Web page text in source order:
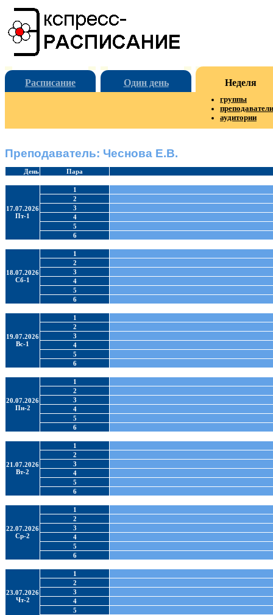
Расписание Один день Неделя
группы
преподаватели
аудитории
Преподаватель: Чеснова Е.В.
День Пара
17.07.2026
Пт-1
1
2
3
4
5
6
18.07.2026
Сб-1
1
2
3
4
5
6
19.07.2026
Вс-1
1
2
3
4
5
6
20.07.2026
Пн-2
1
2
3
4
5
6
21.07.2026
Вт-2
1
2
3
4
5
6
22.07.2026
Ср-2
1
2
3
4
5
6
23.07.2026
Чт-2
1
2
3
4
5